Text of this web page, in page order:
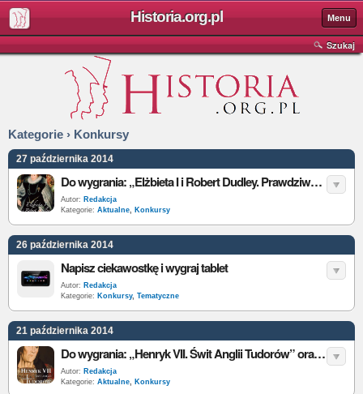
Historia.org.pl Menu
Szukaj
Kategorie › Konkursy
27 października 2014
Do wygrania: „Elżbieta I i Robert Dudley. Prawdziwa historia Królowej Dziewicy i mężczyzny, którego kochała”
Autor: Redakcja
Kategorie: Aktualne, Konkursy
26 października 2014
Napisz ciekawostkę i wygraj tablet
Autor: Redakcja
Kategorie: Konkursy, Tematyczne
21 października 2014
Do wygrania: „Henryk VII. Świt Anglii Tudorów” oraz „Życie i śmierć Anny Boleyn”
Autor: Redakcja
Kategorie: Aktualne, Konkursy